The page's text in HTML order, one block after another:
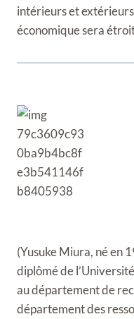
intérieurs et
économique sera
(Yusuke Miura, né en
diplômé de
au département de
département des